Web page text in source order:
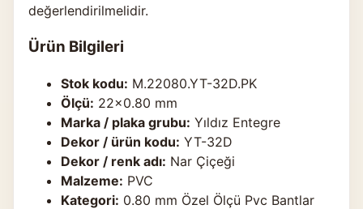
değerlendirilmelidir.
Ürün Bilgileri
Stok kodu: M.22080.YT-32D.PK
Ölçü: 22×0.80 mm
Marka / plaka grubu: Yıldız Entegre
Dekor / ürün kodu: YT-32D
Dekor / renk adı: Nar Çiçeği
Malzeme: PVC
Kategori: 0.80 mm Özel Ölçü Pvc Bantlar